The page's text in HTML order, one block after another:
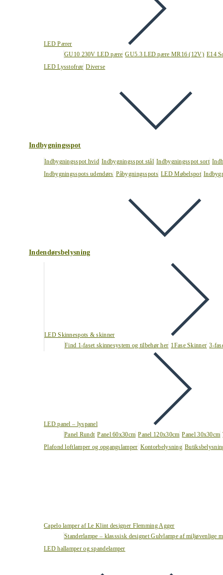
LED Pærer
GU10 230V LED pære GU5.3 LED pære MR16 (12V) E14
LED Lysstofrør Diverse
Indbygningsspot
Indbygningsspot hvid Indbygningsspot stål Indbygningsspot sort
Indbygningsspots udendørs Påbygningsspots LED Møbelspot
Indendørsbelysning
LED Skinnespots & skinner
Find 1-faset skinnesystem og tilbehør her 1Fase Skinner 3-
LED panel – lyspanel
Panel Rundt Panel 60x30cm Panel 120x30cm Panel 30x30cm
Plafond loftlamper og opgangslamper Kontorbelysning
Capelo lamper af Le Klint designer Flemming Agger
Standerlampe – klasssisk designet Gulvlampe af miljøvenlige
LED hallamper og spandelamper